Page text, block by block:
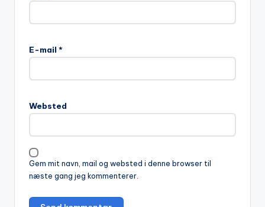
E-mail *
Websted
Gem mit navn, mail og websted i denne browser til
næste gang jeg kommenterer.
t
a
i
v
e
: